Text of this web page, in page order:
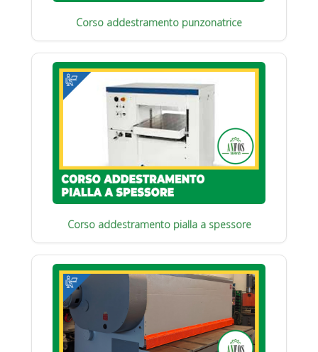
Corso addestramento punzonatrice
Corso addestramento pialla a spessore